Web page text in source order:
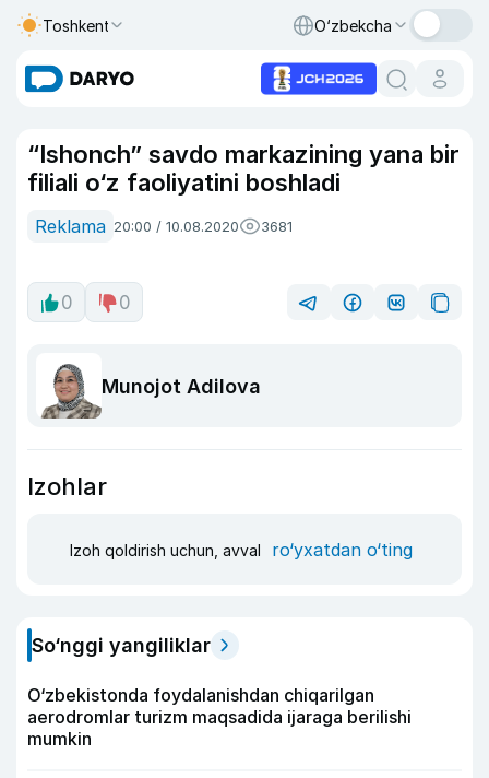
Toshkent O‘zbekcha
“Ishonch” savdo markazining yana bir
filiali o‘z faoliyatini boshladi
Reklama 20:00 / 10.08.2020 3681
0 0
Munojot Adilova
Izohlar
Izoh qoldirish uchun, avval ro‘yxatdan o‘ting
So‘nggi yangiliklar
O‘zbekistonda foydalanishdan chiqarilgan
aerodromlar turizm maqsadida ijaraga berilishi
mumkin